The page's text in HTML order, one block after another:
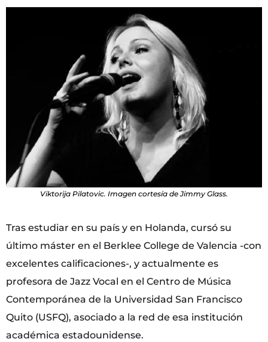
Viktorija Pilatovic. Imagen cortesía de Jimmy Glass.
Tras estudiar en su país y en Holanda, cursó su
último máster en el Berklee College de Valencia -con
excelentes calificaciones-, y actualmente es
profesora de Jazz Vocal en el Centro de Música
Contemporánea de la Universidad San Francisco
Quito (USFQ), asociado a la red de esa institución
académica estadounidense.